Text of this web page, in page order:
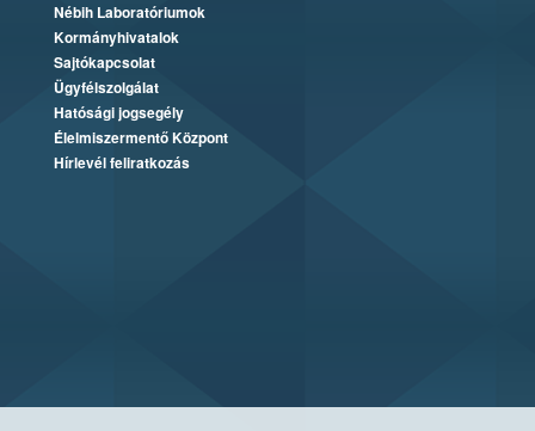
Nébih Laboratóriumok
Kormányhivatalok
Sajtókapcsolat
Ügyfélszolgálat
Hatósági jogsegély
Élelmiszermentő Központ
Hírlevél feliratkozás